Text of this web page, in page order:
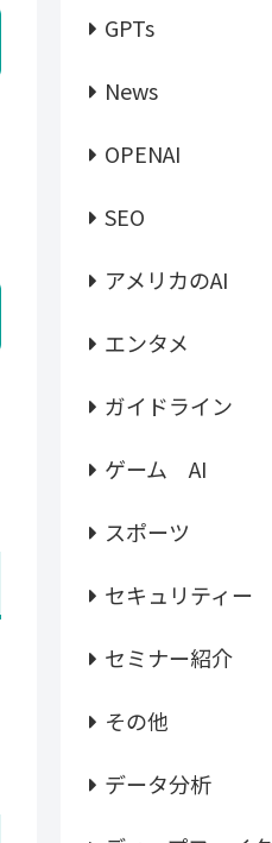
GPTs
News
OPENAI
SEO
アメリカのAI
エンタメ
ガイドライン
ゲーム AI
スポーツ
セキュリティー
セミナー紹介
その他
データ分析